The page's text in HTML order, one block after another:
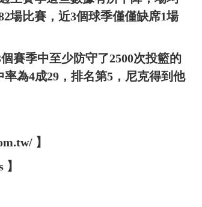
場比賽，近3個球季僅僅缺席1場
賽季中至少防守了2500次投籃的
為4成29，排名第5，尼克得到他
】